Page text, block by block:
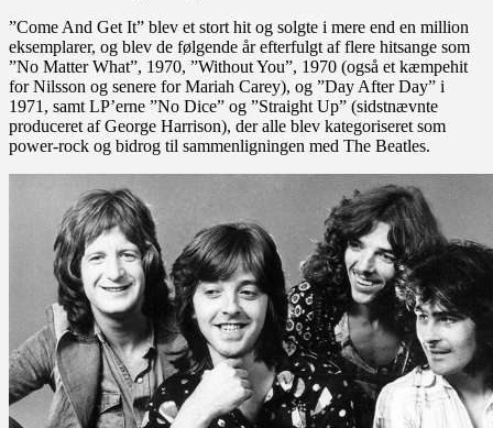
”Come And Get It” blev et stort hit og solgte i mere end en million
eksemplarer, og blev de følgende år efterfulgt af flere hitsange som
”No Matter What”, 1970, ”Without You”, 1970 (også et kæmpehit
for Nilsson og senere for Mariah Carey), og ”Day After Day” i
1971, samt LP’erne ”No Dice” og ”Straight Up” (sidstnævnte
produceret af George Harrison), der alle blev kategoriseret som
power-rock og bidrog til sammenligningen med The Beatles.